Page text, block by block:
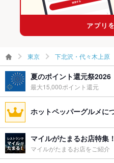
東京 下北沢・代々木上原
夏のポイント還元祭2026
最大15,000ポイント還元
ホットペッパーグルメに
マイルがたまるお店特集！
マイルがたまるお店をご紹介